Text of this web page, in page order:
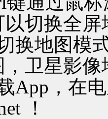
以切换全
换地图模
，卫星影像
App，在
！